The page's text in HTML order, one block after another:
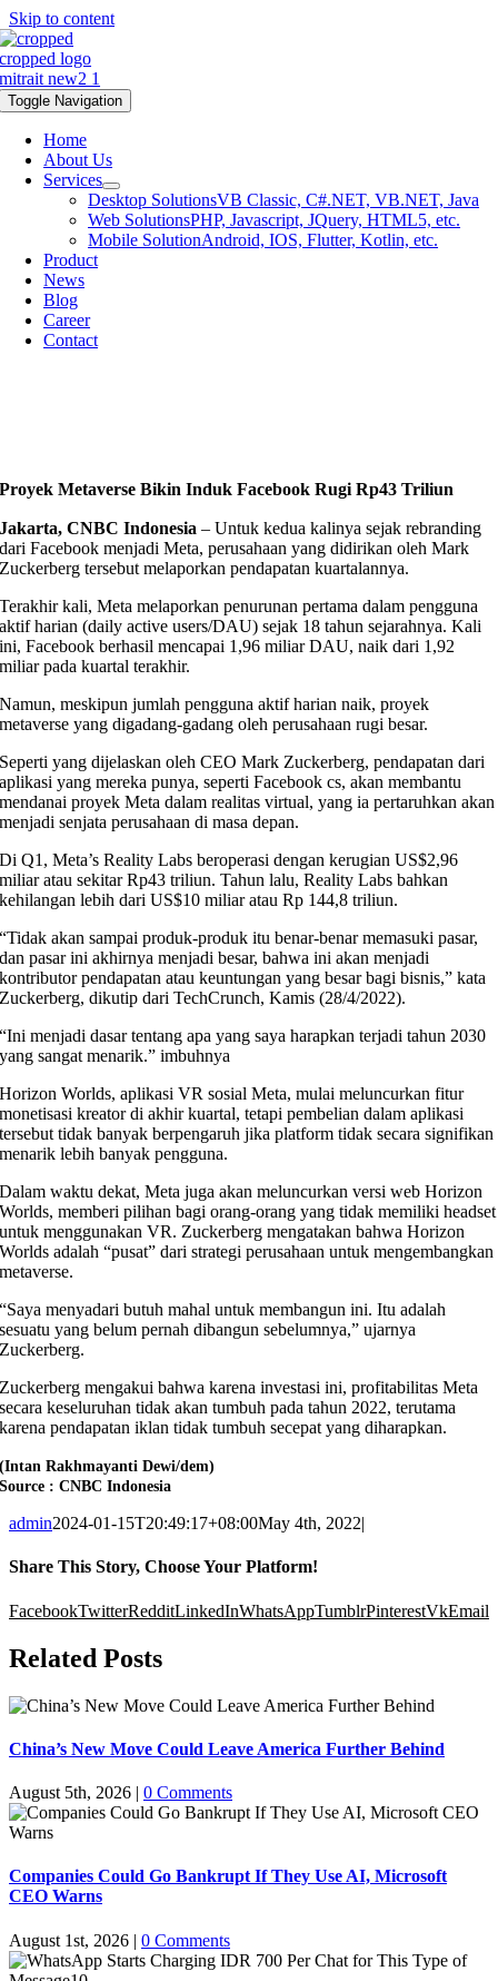
Skip to content
Toggle Navigation
Home
About Us
Services
Desktop SolutionsVB Classic, C#.NET, VB.NET, Java
Web SolutionsPHP, Javascript, JQuery, HTML5, etc.
Mobile SolutionAndroid, IOS, Flutter, Kotlin, etc.
Product
News
Blog
Career
Contact
Proyek Metaverse Bikin Induk Facebook Rugi Rp43 Triliun
Jakarta, CNBC Indonesia – Untuk kedua kalinya sejak rebranding
dari Facebook menjadi Meta, perusahaan yang didirikan oleh Mark
Zuckerberg tersebut melaporkan pendapatan kuartalannya.
Terakhir kali, Meta melaporkan penurunan pertama dalam pengguna
aktif harian (daily active users/DAU) sejak 18 tahun sejarahnya. Kali
ini, Facebook berhasil mencapai 1,96 miliar DAU, naik dari 1,92
miliar pada kuartal terakhir.
Namun, meskipun jumlah pengguna aktif harian naik, proyek
metaverse yang digadang-gadang oleh perusahaan rugi besar.
Seperti yang dijelaskan oleh CEO Mark Zuckerberg, pendapatan dari
aplikasi yang mereka punya, seperti Facebook cs, akan membantu
mendanai proyek Meta dalam realitas virtual, yang ia pertaruhkan akan
menjadi senjata perusahaan di masa depan.
Di Q1, Meta’s Reality Labs beroperasi dengan kerugian US$2,96
miliar atau sekitar Rp43 triliun. Tahun lalu, Reality Labs bahkan
kehilangan lebih dari US$10 miliar atau Rp 144,8 triliun.
“Tidak akan sampai produk-produk itu benar-benar memasuki pasar,
dan pasar ini akhirnya menjadi besar, bahwa ini akan menjadi
kontributor pendapatan atau keuntungan yang besar bagi bisnis,” kata
Zuckerberg, dikutip dari TechCrunch, Kamis (28/4/2022).
“Ini menjadi dasar tentang apa yang saya harapkan terjadi tahun 2030
yang sangat menarik.” imbuhnya
Horizon Worlds, aplikasi VR sosial Meta, mulai meluncurkan fitur
monetisasi kreator di akhir kuartal, tetapi pembelian dalam aplikasi
tersebut tidak banyak berpengaruh jika platform tidak secara signifikan
menarik lebih banyak pengguna.
Dalam waktu dekat, Meta juga akan meluncurkan versi web Horizon
Worlds, memberi pilihan bagi orang-orang yang tidak memiliki headset
untuk menggunakan VR. Zuckerberg mengatakan bahwa Horizon
Worlds adalah “pusat” dari strategi perusahaan untuk mengembangkan
metaverse.
“Saya menyadari butuh mahal untuk membangun ini. Itu adalah
sesuatu yang belum pernah dibangun sebelumnya,” ujarnya
Zuckerberg.
Zuckerberg mengakui bahwa karena investasi ini, profitabilitas Meta
secara keseluruhan tidak akan tumbuh pada tahun 2022, terutama
karena pendapatan iklan tidak tumbuh secepat yang diharapkan.
(Intan Rakhmayanti Dewi/dem)
Source : CNBC Indonesia
admin2024-01-15T20:49:17+08:00May 4th, 2022|
Share This Story, Choose Your Platform!
FacebookTwitterRedditLinkedInWhatsAppTumblrPinterestVkEmail
Related Posts
China’s New Move Could Leave America Further Behind
August 5th, 2026 | 0 Comments
Companies Could Go Bankrupt If They Use AI, Microsoft
CEO Warns
August 1st, 2026 | 0 Comments